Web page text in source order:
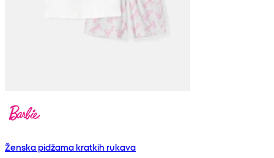
Ženska pidžama kratkih rukava